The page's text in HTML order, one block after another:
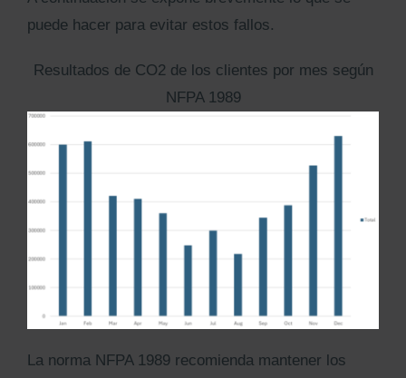
puede hacer para evitar estos fallos.
Resultados de CO2 de los clientes por mes según
NFPA 1989
La norma NFPA 1989 recomienda mantener los